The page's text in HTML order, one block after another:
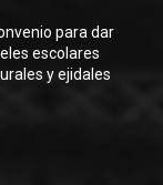
para dar
escolares
y ejidales